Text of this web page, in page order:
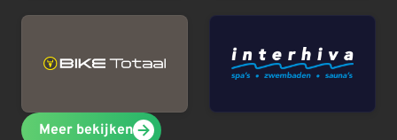
Meer bekijken